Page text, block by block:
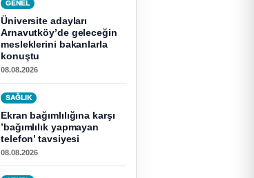
GENEL
Üniversite adayları
Arnavutköy’de geleceğin
mesleklerini bakanlarla
konuştu
08.08.2026
SAĞLIK
Ekran bağımlılığına karşı
’bağımlılık yapmayan
telefon’ tavsiyesi
08.08.2026